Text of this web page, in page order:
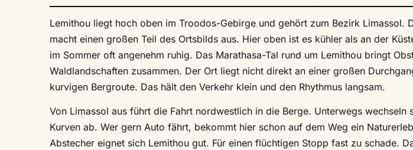
Lemithou liegt hoch oben im Troodos-Gebirge und gehört zum Bezirk Limassol.
macht einen großen Teil des Ortsbilds aus. Hier oben ist es kühler als an der
im Sommer oft angenehm ruhig. Das Marathasa-Tal rund um Lemithou bringt
Waldlandschaften zusammen. Der Ort liegt nicht direkt an einer großen
kurvigen Bergroute. Das hält den Verkehr klein und den Rhythmus langsam.
Von Limassol aus führt die Fahrt nordwestlich in die Berge. Unterwegs wechseln
Kurven ab. Wer gern Auto fährt, bekommt hier schon auf dem Weg ein
Abstecher eignet sich Lemithou gut. Für einen flüchtigen Stopp fast zu schade.